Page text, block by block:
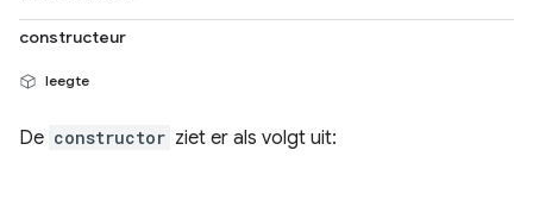
constructeur
leegte
De constructor ziet er als volgt uit: